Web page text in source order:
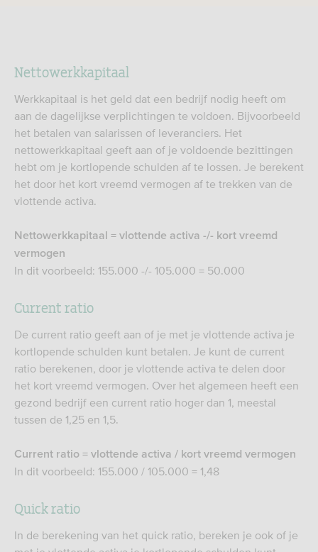
Nettowerkkapitaal
Werkkapitaal is het geld dat een bedrijf nodig heeft om
aan de dagelijkse verplichtingen te voldoen. Bijvoorbeeld
het betalen van salarissen of leveranciers. Het
nettowerkkapitaal geeft aan of je voldoende bezittingen
hebt om je kortlopende schulden af te lossen. Je berekent
het door het kort vreemd vermogen af te trekken van de
vlottende activa.
Nettowerkkapitaal = vlottende activa -/- kort vreemd
vermogen
In dit voorbeeld: 155.000 -/- 105.000 = 50.000
Current ratio
De current ratio geeft aan of je met je vlottende activa je
kortlopende schulden kunt betalen. Je kunt de current
ratio berekenen, door je vlottende activa te delen door
het kort vreemd vermogen. Over het algemeen heeft een
gezond bedrijf een current ratio hoger dan 1, meestal
tussen de 1,25 en 1,5.
Current ratio = vlottende activa / kort vreemd vermogen
In dit voorbeeld: 155.000 / 105.000 = 1,48
Quick ratio
In de berekening van het quick ratio, bereken je ook of je